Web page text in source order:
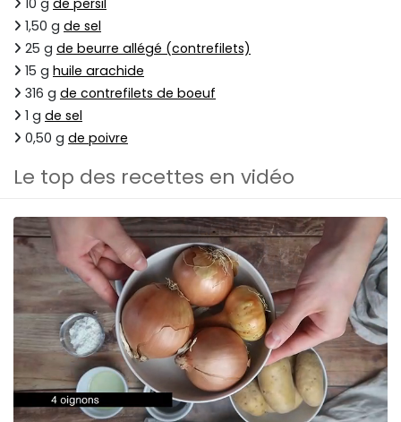
10 g de persil
1,50 g de sel
25 g de beurre allégé (contrefilets)
15 g huile arachide
316 g de contrefilets de boeuf
1 g de sel
0,50 g de poivre
Le top des recettes en vidéo